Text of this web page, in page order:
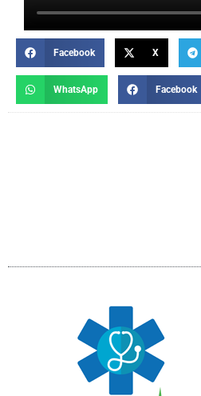
Facebook X
WhatsApp Facebook